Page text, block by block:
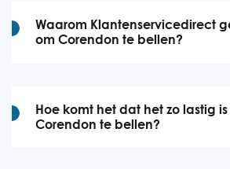
Waarom Klantenservicedirect
om Corendon te bellen?
Hoe komt het dat het zo lastig
Corendon te bellen?